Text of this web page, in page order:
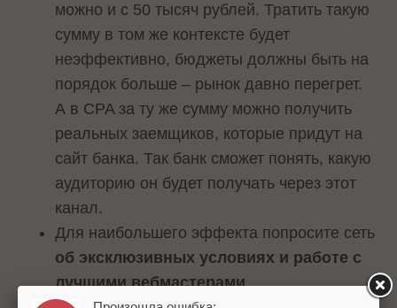
можно и с 50 тысяч рублей. Тратить такую
сумму в том же контексте будет
неэффективно, бюджеты должны быть на
порядок больше – рынок давно перегрет.
А в CPA за ту же сумму можно получить
реальных заемщиков, которые придут на
сайт банка. Так банк сможет понять, какую
аудиторию он будет получать через этот
канал.
Для наибольшего эффекта попросите сеть
об эксклюзивных условиях и работе с
лучшими вебмастерами.